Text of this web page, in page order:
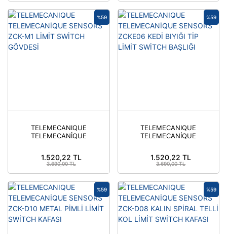
TELEMECANIQUE
TELEMECANİQUE
%59
1.520,22 TL
3.690,00 TL
TELEMECANIQUE
TELEMECANİQUE
SWİTCH BAŞLIĞI
%59
1.520,22 TL
3.690,00 TL
%59 %59